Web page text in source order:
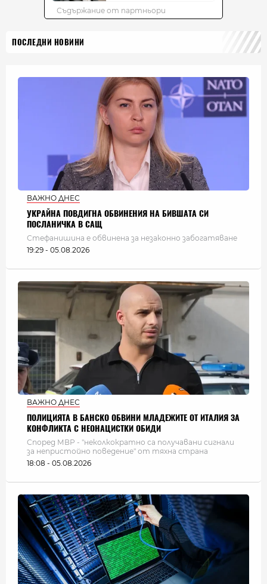
ПОСЛЕДНИ НОВИНИ
ВАЖНО ДНЕС
УКРАЙНА ПОВДИГНА ОБВИНЕНИЯ НА БИВШАТА СИ
ПОСЛАНИЧКА В САЩ
Стефанишина е обвинена за незаконно забогатяване
19:29 - 05.08.2026
ВАЖНО ДНЕС
ПОЛИЦИЯТА В БАНСКО ОБВИНИ МЛАДЕЖИТЕ ОТ ИТАЛИЯ ЗА
КОНФЛИКТА С НЕОНАЦИСТКИ ОБИДИ
Според МВР - "неколкократно са получавани сигнали
за непристойно поведение" от тяхна страна
18:08 - 05.08.2026